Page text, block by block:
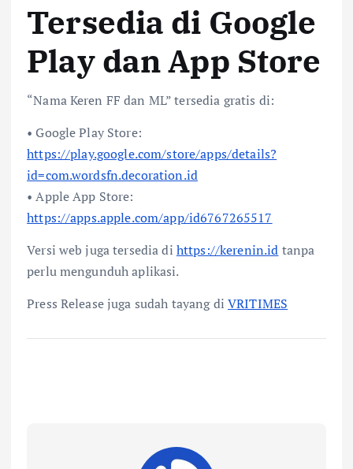
Tersedia di Google
Play dan App Store
“Nama Keren FF dan ML” tersedia gratis di:
• Google Play Store:
https://play.google.com/store/apps/details?
id=com.wordsfn.decoration.id
• Apple App Store:
https://apps.apple.com/app/id6767265517
Versi web juga tersedia di https://kerenin.id tanpa
perlu mengunduh aplikasi.
Press Release juga sudah tayang diVRITIMES